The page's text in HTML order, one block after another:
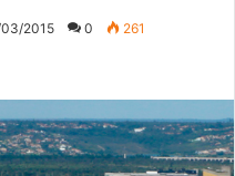
2015 0 261